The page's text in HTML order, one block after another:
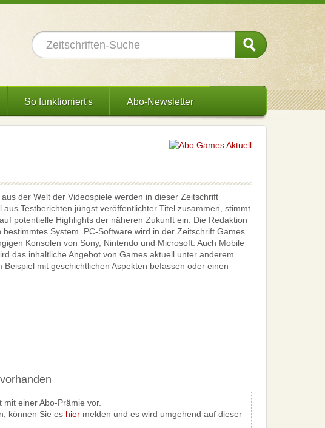
So funktioniert's Abo-Newsletter
der Welt der Videospiele werden in dieser Zeitschrift
Testberichten jüngst veröffentlichter Titel zusammen, stimmt
potentielle Highlights der näheren Zukunft ein. Die Redaktion
System. PC-Software wird in der Zeitschrift Games
Konsolen von Sony, Nintendo und Microsoft. Auch Mobile
das inhaltliche Angebot von Games aktuell unter anderem
mit geschichtlichen Aspekten befassen oder einen
einer Abo-Prämie vor.
können Sie es hier melden und es wird umgehend auf dieser